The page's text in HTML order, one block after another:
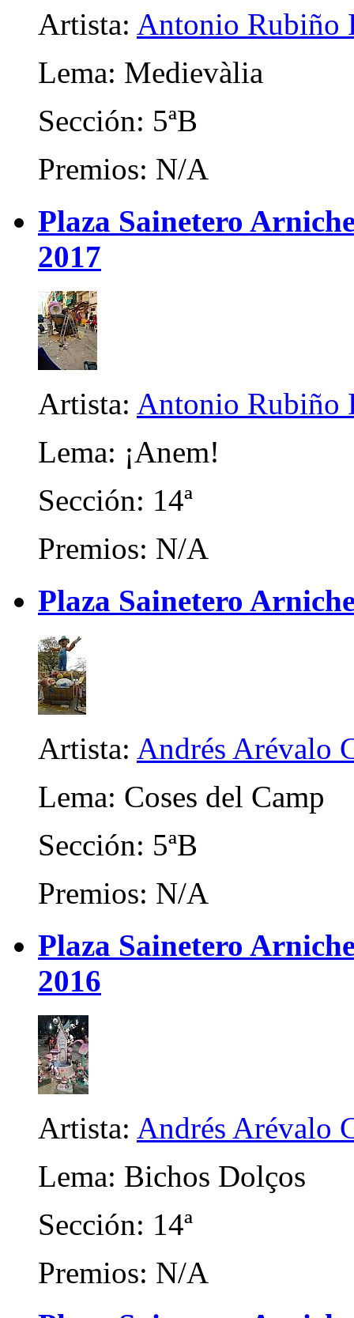
Artista: Antonio Rubiño
Lema: Medievàlia
Sección: 5ªB
Premios: N/A
Plaza Sainetero
2017
Artista: Antonio Rubiño
Lema: ¡Anem!
Sección: 14ª
Premios: N/A
Plaza Sainetero
Artista: Andrés Arévalo
Lema: Coses del Camp
Sección: 5ªB
Premios: N/A
Plaza Sainetero
2016
Artista: Andrés Arévalo
Lema: Bichos Dolços
Sección: 14ª
Premios: N/A